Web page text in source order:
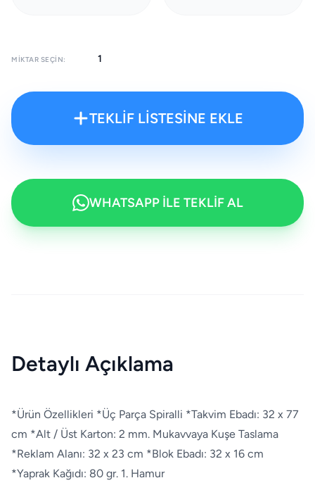
MIKTAR SEÇIN:
TEKLİF LİSTESİNE EKLE
WHATSAPP İLE TEKLİF AL
Detaylı Açıklama
*Ürün Özellikleri *Üç Parça Spiralli *Takvim Ebadı: 32 x 77
cm *Alt / Üst Karton: 2 mm. Mukavvaya Kuşe Taslama
*Reklam Alanı: 32 x 23 cm *Blok Ebadı: 32 x 16 cm
*Yaprak Kağıdı: 80 gr. 1. Hamur